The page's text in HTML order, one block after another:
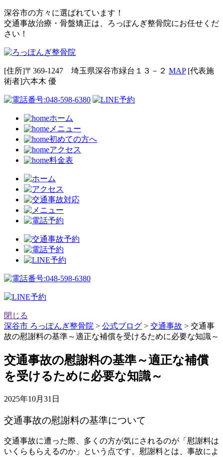
深谷市の方々に選ばれています！
交通事故治療・骨盤矯正は、ろっぽんぎ整骨院にお任せくだ
さい！
[住所]〒369-1247 埼玉県深谷市緑台１３－２ MAP[代表施
術者]六本⽊ 優
ホーム
メニュー
初めての方へ
アクセス
料金表
閉じる
深谷市 ろっぽんぎ整骨院 > 公式ブログ > 交通事故 > 交通事
故の慰謝料の基準～適正な補償を受けるために必要な知識～
交通事故の慰謝料の基準～適正な補償
を受けるために必要な知識～
2025年10月31日
交通事故の慰謝料の基準について
交通事故に遭った際、多くの方が気にされるのが「慰謝料は
いくらもらえるのか」という点です。慰謝料とは、事故によ